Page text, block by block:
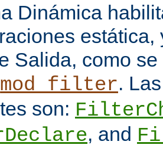
Dinámica
Salida, como
mod_filter.
son:
, and